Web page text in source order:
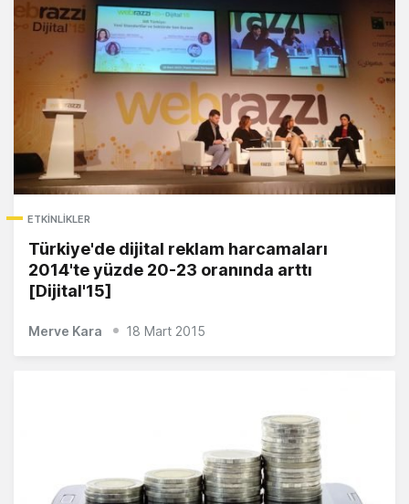
ETKINLIKLER
Türkiye'de dijital reklam harcamaları
2014'te yüzde 20-23 oranında arttı
[Dijital'15]
Merve Kara 18 Mart 2015